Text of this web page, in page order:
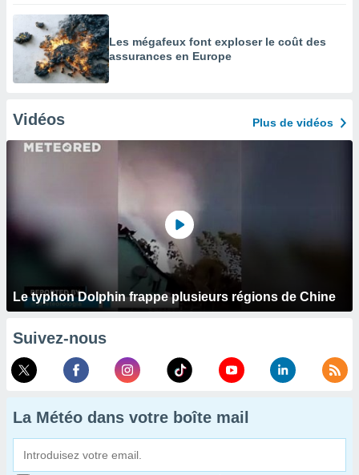
Les mégafeux font exploser le coût des
assurances en Europe
Vidéos Plus de vidéos
Le typhon Dolphin frappe plusieurs régions de Chine
Suivez-nous
La Météo dans votre boîte mail